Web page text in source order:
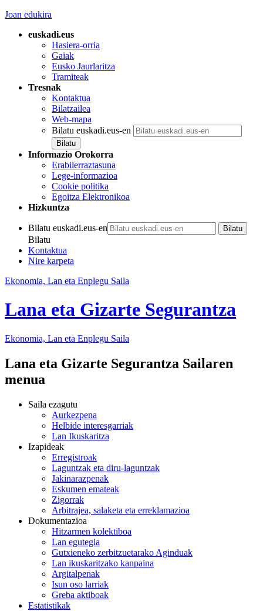
Joan edukira
euskadi.eus
Hasiera-orria
Gaiak
Eusko Jaurlaritza
Tramiteak
Tresnak
Kontaktua
Bilatzailea
Web-mapa
Bilatu euskadi.eus-en
Informazio Orokorra
Erabilerraztasuna
Lege-informazioa
Cookie politika
Egoitza Elektronikoa
Hizkuntza
Bilatu euskadi.eus-en
Bilatu
Kontaktua
Nire karpeta
Ekonomia, Lan eta Enplegu Saila
Lana eta Gizarte Segurantza
Ekonomia, Lan eta Enplegu Saila
Lana eta Gizarte Segurantza Sailaren
menua
Saila ezagutu
Aurkezpena
Helbide interesgarriak
Lan Ikuskaritza
Izapideak
Erregistroak
Laguntzak eta diru-laguntzak
Jakinarazpenak
Eskumen emateak
Zigorrak
Arbitrajea, salaketa eta erreklamazioa
Dokumentazioa
Hitzarmen kolektiboa
Lan egutegia
Gutxieneko zerbitzuetarako Aginduak
Lan ikuskaritzako kanpaina
Argitalpenak
Isun oso larriak
Greba aktiboak
Estatistikak